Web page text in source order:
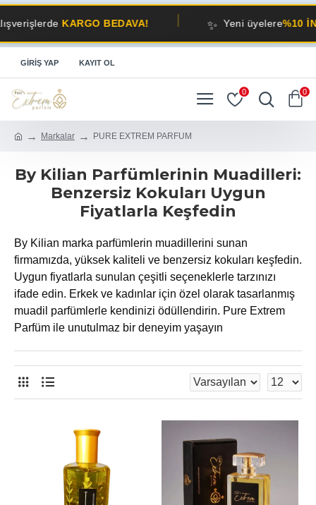
KARGO BEDAVA! Yeni üyelere %10 İNDİRİM!
GIRIŞ YAP KAYIT OL
0 0
Markalar PURE EXTREM PARFUM
By Kilian Parfümlerinin Muadilleri:
Benzersiz Kokuları Uygun
Fiyatlarla Keşfedin
By Kilian marka parfümlerin muadillerini sunan
firmamızda, yüksek kaliteli ve benzersiz kokuları keşfedin.
Uygun fiyatlarla sunulan çeşitli seçeneklerle tarzınızı
ifade edin. Erkek ve kadınlar için özel olarak tasarlanmış
muadil parfümlerle kendinizi ödüllendirin. Pure Extrem
Parfüm ile unutulmaz bir deneyim yaşayın